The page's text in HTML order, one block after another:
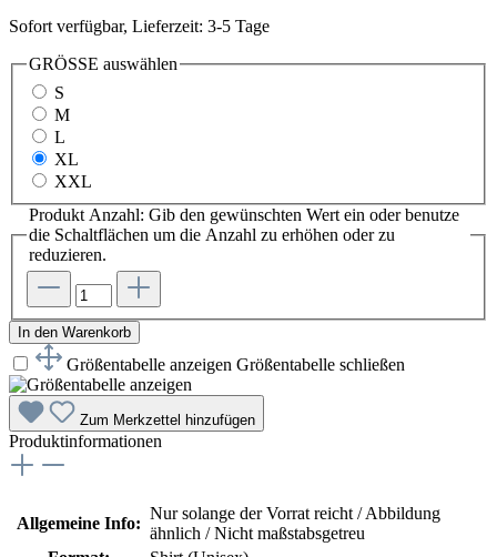
Sofort verfügbar, Lieferzeit: 3-5 Tage
GRÖSSE auswählen
S
M
L
XL
XXL
Produkt Anzahl: Gib den gewünschten Wert ein oder benutze
die Schaltflächen um die Anzahl zu erhöhen oder zu
reduzieren.
In den Warenkorb
Größentabelle anzeigen Größentabelle schließen
Zum Merkzettel hinzufügen
Produktinformationen
Allgemeine Info:
Nur solange der Vorrat reicht / Abbildung
ähnlich / Nicht maßstabsgetreu